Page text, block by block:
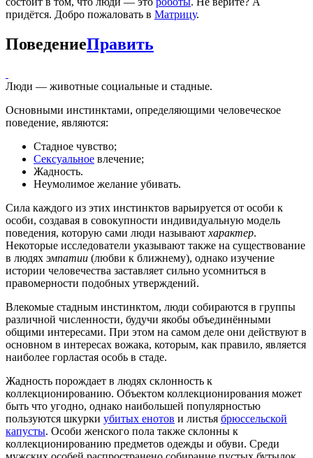
придётся. Добро пожаловать в Матрицу.
ПоведениеПравить
Люди — животные социальные и стадные.
Основными инстинктами, определяющими человеческое
поведение, являются:
Стадное чувство;
Сексуальное влечение;
Жадность.
Неумолимое желание убивать.
Сила каждого из этих инстинктов варьируется от особи к
особи, создавая в совокупности индивидуальную модель
поведения, которую сами люди называют характер.
Некоторые исследователи указывают также на существование
в людях эмпатии (любви к ближнему), однако изучение
истории человечества заставляет сильно усомниться в
правомерности подобных утверждений.
Влекомые стадным инстинктом, люди собираются в группы
различной численности, будучи якобы объединёнными
общими интересами. При этом на самом деле они действуют в
основном в интересах вожака, которым, как правило, является
наиболее горластая особь в стаде.
Жадность порождает в людях склонность к
коллекционированию. Объектом коллекционирования может
быть что угодно, однако наибольшей популярностью
пользуются шкурки убитых енотов и листья брюссельской
капусты. Особи женского пола также склонны к
коллекционированию предметов одежды и обуви. Среди